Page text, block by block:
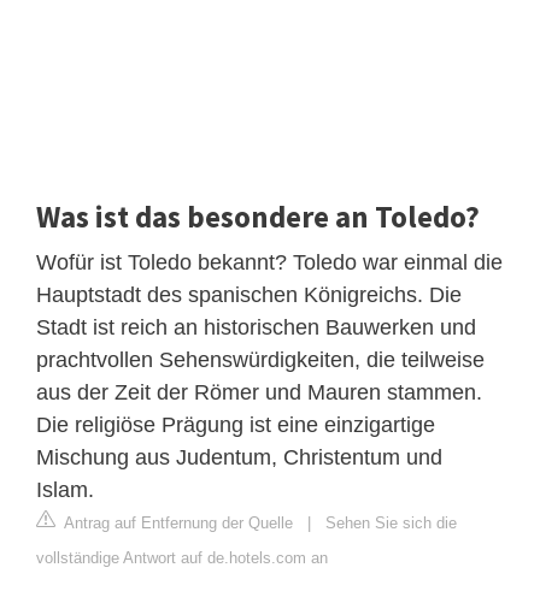
Was ist das besondere an Toledo?
Wofür ist Toledo bekannt? Toledo war einmal die
Hauptstadt des spanischen Königreichs. Die
Stadt ist reich an historischen Bauwerken und
prachtvollen Sehenswürdigkeiten, die teilweise
aus der Zeit der Römer und Mauren stammen.
Die religiöse Prägung ist eine einzigartige
Mischung aus Judentum, Christentum und
Islam.
Antrag auf Entfernung der Quelle
Sehen Sie sich die
vollständige Antwort auf de.hotels.com an